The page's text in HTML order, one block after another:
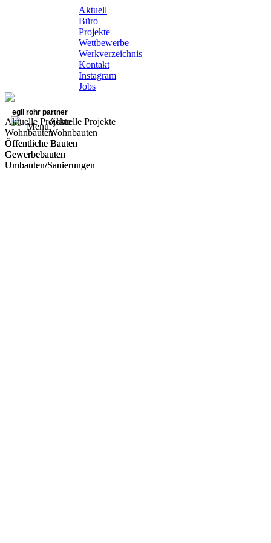
Aktuell
Büro
Projekte
Wettbewerbe
Werkverzeichnis
Kontakt
Instagram
Jobs
egli rohr partner
Menu
Aktuelle Projekte
Wohnbauten
Öffentliche Bauten
Gewerbebauten
Umbauten/Sanierungen
Aktuelle Projekte
Wohnbauten
Öffentliche Bauten
Gewerbebauten
Umbauten/Sanierungen